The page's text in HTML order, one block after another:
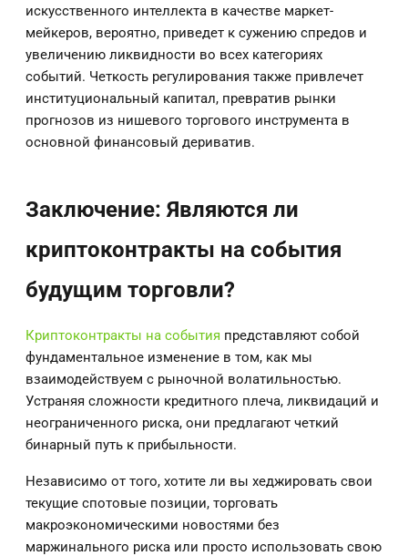
искусственного интеллекта в качестве маркет-
мейкеров, вероятно, приведет к сужению спредов и
увеличению ликвидности во всех категориях
событий. Четкость регулирования также привлечет
институциональный капитал, превратив рынки
прогнозов из нишевого торгового инструмента в
основной финансовый дериватив.
Заключение: Являются ли
криптоконтракты на события
будущим торговли?
Криптоконтракты на события представляют собой
фундаментальное изменение в том, как мы
взаимодействуем с рыночной волатильностью.
Устраняя сложности кредитного плеча, ликвидаций и
неограниченного риска, они предлагают четкий
бинарный путь к прибыльности.
Независимо от того, хотите ли вы хеджировать свои
текущие спотовые позиции, торговать
макроэкономическими новостями без
маржинального риска или просто использовать свою